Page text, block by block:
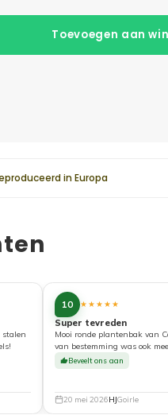
Toevoegen aan
in Europa
stalen
10 ★★★★★
Super tevreden
Mooi ronde plantenbak van
van bestemming was ook
Beveelt ons aan
20 mei 2026HJGoirle